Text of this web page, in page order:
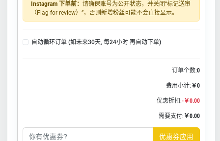
Instagram 下单前： 请确保账号为公开状态，并关闭“标记送审
（Flag for review）”，否则新增粉丝可能不会直接显示。
自动循环订单 (如未来30天, 每24小时 再自动下单)
订单个数:0
费用小计: ￥0
优惠折扣:-￥0.00
需要支付: ￥0.00
优惠券应用